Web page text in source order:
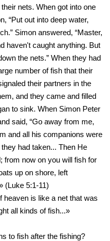
nets. When got into one
“Put out into deep water,
Simon answered, “Master,
haven't caught anything. But
the nets.” When they had
number of fish that their
their partners in the
and they came and filled
to sink. When Simon Peter
said, “Go away from me,
and all his companions were
had taken... Then He
from now on you will fish for
up on shore, left
(Luke 5:1-11)
heaven is like a net that was
all kinds of fish...»
to fish after the fishing?